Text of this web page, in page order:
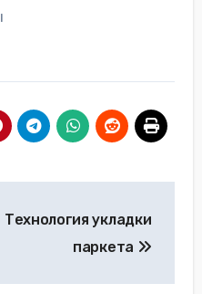
Технология укладки
паркета